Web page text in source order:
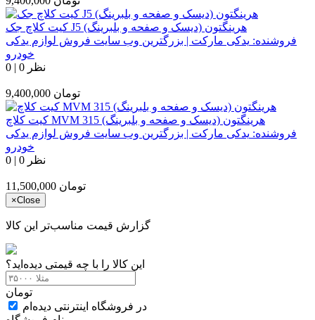
کیت کلاچ جک J5 هرینگتون (دیسک و صفحه و بلبرینگ)
فروشنده: یدکی مارکت | بزرگترین وب سایت فروش لوازم یدکی
خودرو
0 | 0 نظر
9,400,000 تومان
کیت کلاچ MVM 315 هرینگتون (دیسک و صفحه و بلبرینگ)
فروشنده: یدکی مارکت | بزرگترین وب سایت فروش لوازم یدکی
خودرو
0 | 0 نظر
11,500,000 تومان
×Close
گزارش قیمت مناسب‌تر این کالا
این کالا را با چه قیمتی دیده‌اید؟
تومان
در فروشگاه اینترنتی دیده‌ام